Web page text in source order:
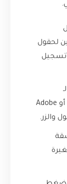
لحقول
“تسجيل
Wireframe رقمي باستخدام Figma أو Adobe